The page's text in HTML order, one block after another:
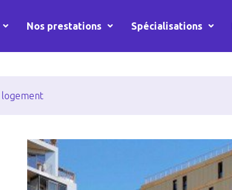
Nos prestations Spécialisations
logement